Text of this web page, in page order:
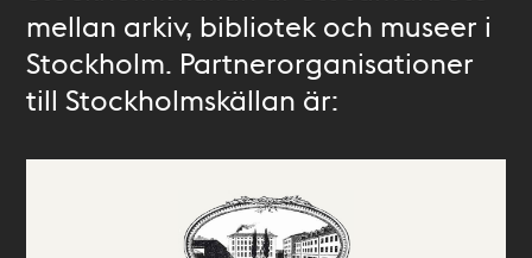
mellan arkiv, bibliotek och museer i
Stockholm. Partnerorganisationer
till Stockholmskällan är: